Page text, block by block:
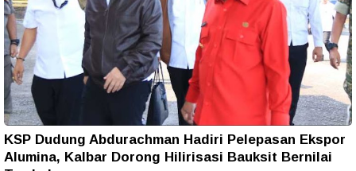
KSP Dudung Abdurachman Hadiri Pelepasan Ekspor
Alumina, Kalbar Dorong Hilirisasi Bauksit Bernilai